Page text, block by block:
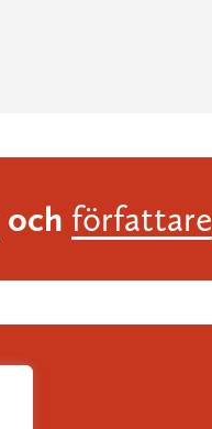
och författare